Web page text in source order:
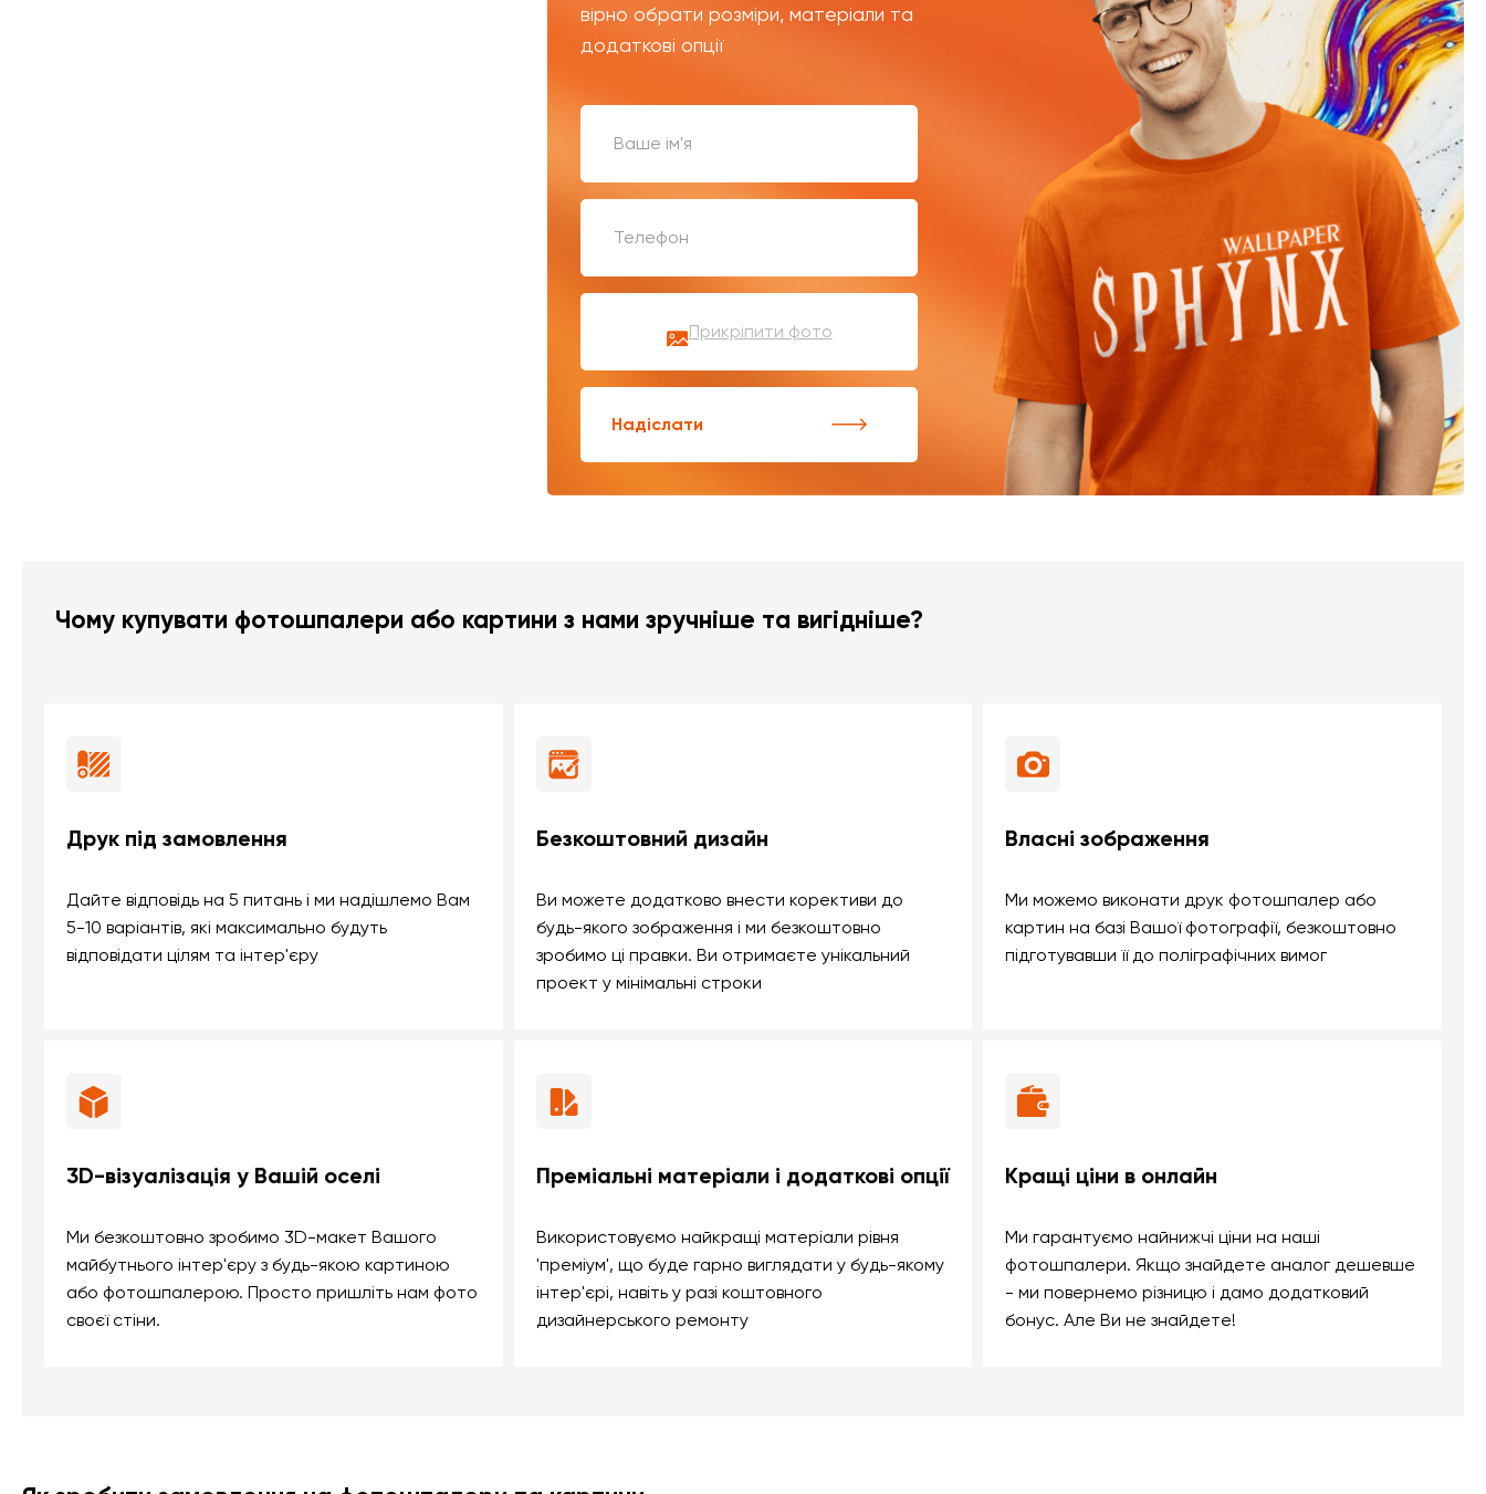
вірно обрати розміри, матеріали та
додаткові опції
Прикріпити фото
Надіслати
Чому купувати фотошпалери або картини з нами зручніше та вигідніше?
Друк під замовлення
Дайте відповідь на 5 питань і ми надішлемо Вам
5-10 варіантів, які максимально будуть
відповідати цілям та інтер'єру
Безкоштовний дизайн
Ви можете додатково внести корективи до
будь-якого зображення і ми безкоштовно
зробимо ці правки. Ви отримаєте унікальний
проект у мінімальні строки
Власні зображення
Ми можемо виконати друк фотошпалер або
картин на базі Вашої фотографії, безкоштовно
підготувавши її до поліграфічних вимог
3D-візуалізація у Вашій оселі
Ми безкоштовно зробимо 3D-макет Вашого
майбутнього інтер'єру з будь-якою картиною
або фотошпалерою. Просто пришліть нам фото
своєї стіни.
Преміальні матеріали і додаткові опції
Використовуємо найкращі матеріали рівня
'преміум', що буде гарно виглядати у будь-якому
інтер'єрі, навіть у разі коштовного
дизайнерського ремонту
Кращі ціни в онлайн
Ми гарантуємо найнижчі ціни на наші
фотошпалери. Якщо знайдете аналог дешевше
- ми повернемо різницю і дамо додатковий
бонус. Але Ви не знайдете!